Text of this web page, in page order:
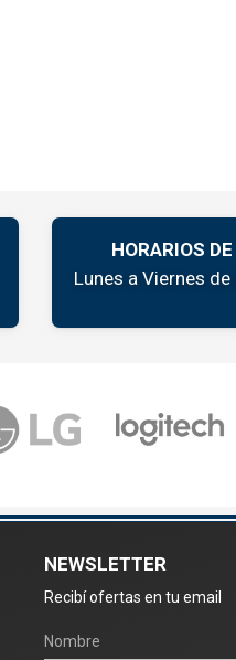
HORARIOS
Lunes a Viernes
NEWSLETTER
Recibí ofertas en tu email